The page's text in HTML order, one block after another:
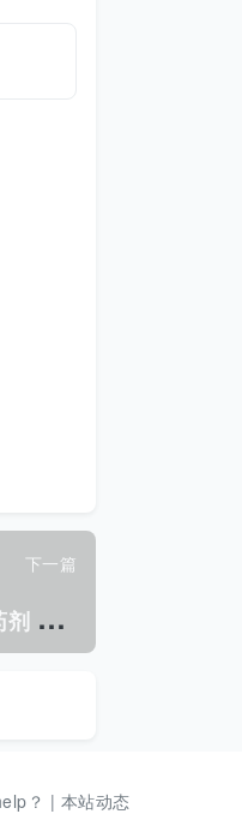
下一篇
S
N/T 1732.17-2015 烟花爆竹用烟火药剂 第17部分: 六氯代苯的检测方法气相色谱法.pdf
？ | 本站动态